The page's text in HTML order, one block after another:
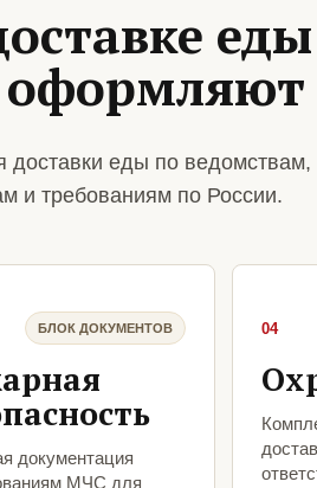
еды
оформляют
еды по ведомствам,
и требованиям по России.
БЛОК ДОКУМЕНТОВ
документация
МЧС для
04